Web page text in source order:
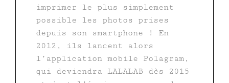
imprimer le plus simplement
possible les photos prises
depuis son smartphone ! En
2012, ils lancent alors
l’application mobile Polagram,
qui deviendra LALALAB dès 2015